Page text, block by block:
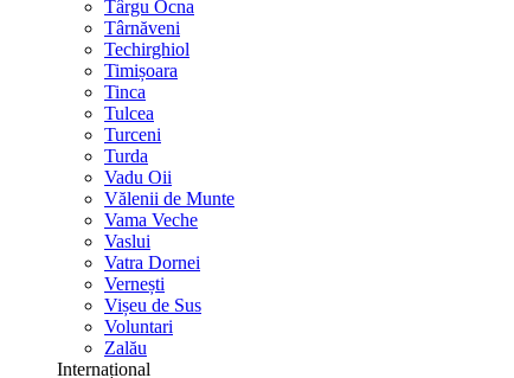
Târgu Ocna
Târnăveni
Techirghiol
Timișoara
Tinca
Tulcea
Turceni
Turda
Vadu Oii
Vălenii de Munte
Vama Veche
Vaslui
Vatra Dornei
Vernești
Vișeu de Sus
Voluntari
Zalău
Internațional